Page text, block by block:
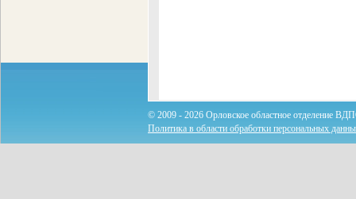
© 2009 - 2026 Орловское областное отделение
Политика в области обработки персональных